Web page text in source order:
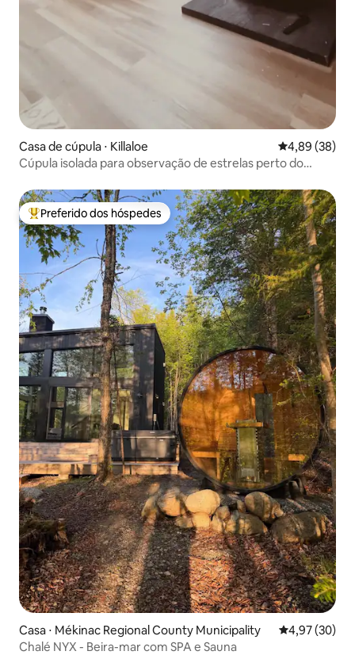
Casa de cúpula ⋅ Killaloe 4,89 de uma
4,89 (38)
Cúpula isolada para observação de estrelas perto do
Entre os melhores preferidos dos hóspedes
Preferido dos hóspedes
Casa ⋅ Mékinac Regional County Municipality 4,97 de uma
4,97 (30)
Chalé NYX - Beira-mar com SPA e Sauna